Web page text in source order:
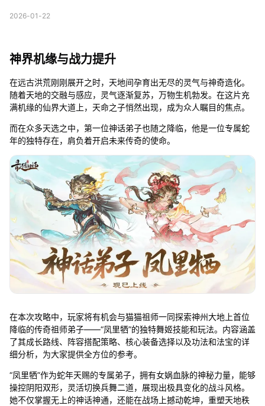
2026-01-22
神界机缘与战力提升
在远古洪荒刚刚展开之时，天地间孕育出无尽的灵气与神奇造化。
随着天地的交融与感应，灵气逐渐复苏，万物生机勃发。在这片充
满机缘的仙界大道上，天命之子悄然出现，成为众人瞩目的焦点。
而在众多天选之中，第一位神话弟子也随之降临，他是一位专属蛇
年的独特存在，肩负着开启未来传奇的使命。
在本次攻略中，玩家将有机会与猫猫祖师一同探索神州大地上首位
降临的传奇祖师弟子——“凤里牺”的独特舞姬技能和玩法。内容涵盖
了其成长路线、阵容搭配策略、核心装备选择以及功法和法宝的详
细分析，为大家提供全方位的参考。
“凤里牺”作为蛇年天赐的专属弟子，拥有女娲血脉的神秘力量，能够
操控阴阳双形，灵活切换兵舞二道，展现出极具变化的战斗风格。
她不仅掌握无上的神话神通，还能在战场上撼动乾坤，重塑天地秩